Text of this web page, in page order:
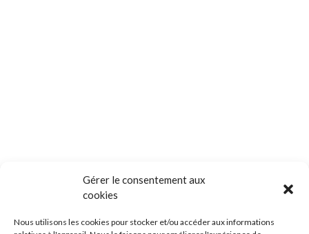
Gérer le consentement aux
cookies
Nous utilisons les cookies pour stocker et/ou accéder aux informations